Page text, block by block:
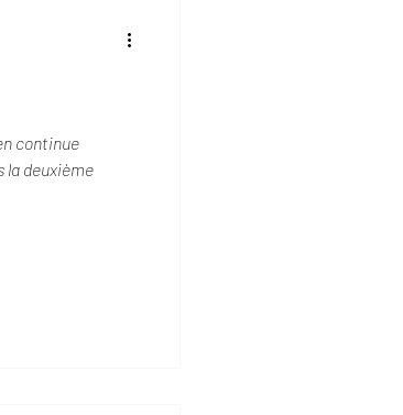
continue